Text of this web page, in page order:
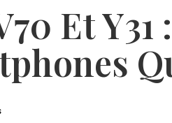
Et